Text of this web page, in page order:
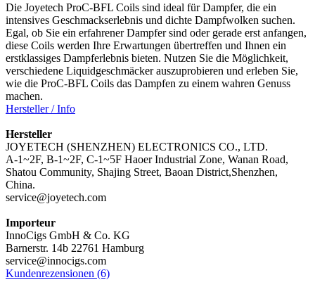
Die Joyetech ProC-BFL Coils sind ideal für Dampfer, die ein
intensives Geschmackserlebnis und dichte Dampfwolken suchen.
Egal, ob Sie ein erfahrener Dampfer sind oder gerade erst anfangen,
diese Coils werden Ihre Erwartungen übertreffen und Ihnen ein
erstklassiges Dampferlebnis bieten. Nutzen Sie die Möglichkeit,
verschiedene Liquidgeschmäcker auszuprobieren und erleben Sie,
wie die ProC-BFL Coils das Dampfen zu einem wahren Genuss
machen.
Hersteller / Info
Hersteller
JOYETECH (SHENZHEN) ELECTRONICS CO., LTD.
A-1~2F, B-1~2F, C-1~5F Haoer Industrial Zone, Wanan Road,
Shatou Community, Shajing Street, Baoan District,Shenzhen,
China.
service@joyetech.com
Importeur
InnoCigs GmbH & Co. KG
Barnerstr. 14b 22761 Hamburg
service@innocigs.com
Kundenrezensionen (6)